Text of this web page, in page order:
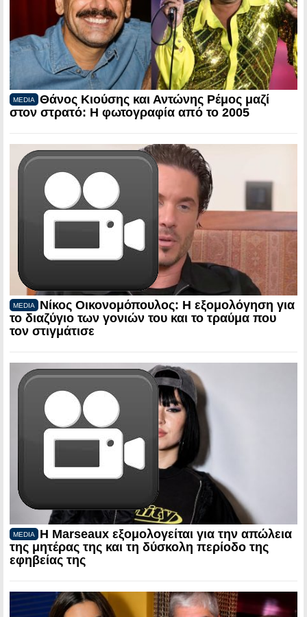
MEDIA
Θάνος Κιούσης και Αντώνης Ρέμος μαζί
στον στρατό: Η φωτογραφία από το 2005
MEDIA
Νίκος Οικονομόπουλος: Η εξομολόγηση για
το διαζύγιο των γονιών του και το τραύμα που
τον στιγμάτισε
MEDIA
Η Marseaux εξομολογείται για την απώλεια
της μητέρας της και τη δύσκολη περίοδο της
εφηβείας της